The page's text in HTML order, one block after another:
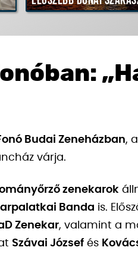
Budai Zeneházban,
várja.
zenekarok
Banda is.
Zenekar, valamint a
Szávai József és